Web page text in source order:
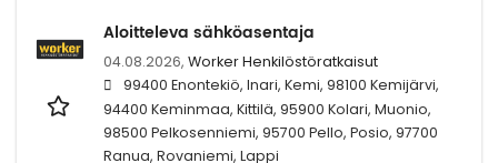
Aloitteleva sähköasentaja
04.08.2026, Worker Henkilöstöratkaisut
99400 Enontekiö, Inari, Kemi, 98100 Kemijärvi,
94400 Keminmaa, Kittilä, 95900 Kolari, Muonio,
98500 Pelkosenniemi, 95700 Pello, Posio, 97700
Ranua, Rovaniemi, Lappi